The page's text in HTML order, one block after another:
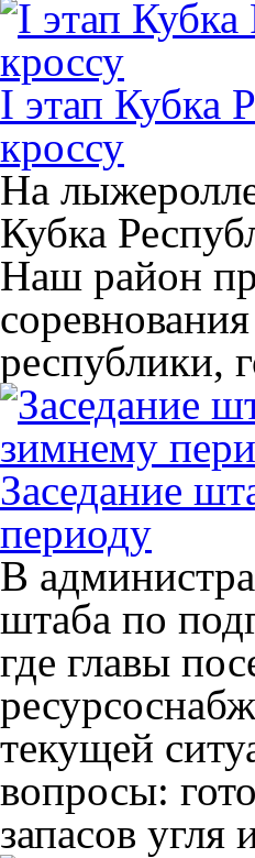
I этап Кубка
кроссу
На
Кубка
Наш район
республики,
Заседание
периоду
В
штаба по
где главы
текущей
вопросы:
запасов